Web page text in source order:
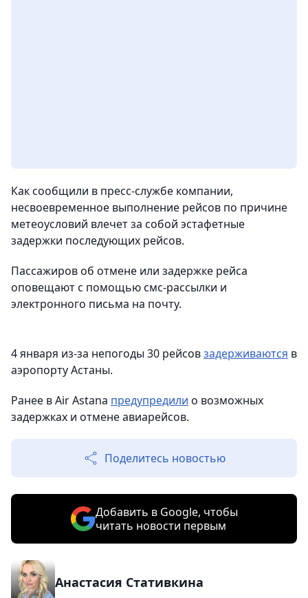
Как сообщили в пресс-службе компании,
несвоевременное выполнение рейсов по причине
метеоусловий влечет за собой эстафетные
задержки последующих рейсов.
Пассажиров об отмене или задержке рейса
оповещают с помощью смс-рассылки и
электронного письма на почту.
4 января из-за непогоды 30 рейсовзадерживаются в
аэропорту Астаны.
Ранее в Air Astana предупредили о возможных
задержках и отмене авиарейсов.
Поделитесь новостью
Добавить в Google, чтобы
читать новости первым
Анастасия Стативкина